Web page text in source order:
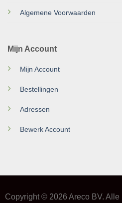
Algemene Voorwaarden
Mijn Account
Mijn Account
Bestellingen
Adressen
Bewerk Account
Copyright © 2026 Areco BV.